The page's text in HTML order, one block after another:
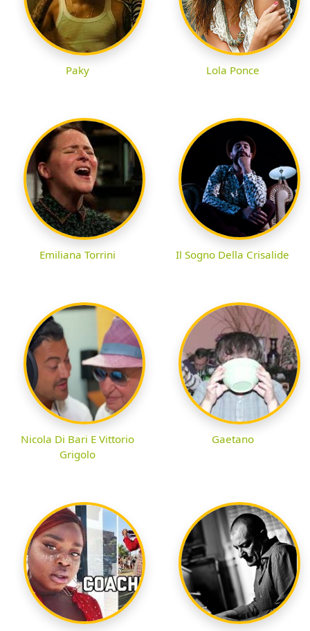
Paky Lola Ponce
Emiliana Torrini Il Sogno Della Crisalide
Nicola Di Bari E Vittorio
Grigolo
Gaetano